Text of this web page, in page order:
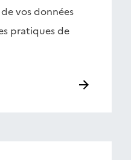
vos données
pratiques de